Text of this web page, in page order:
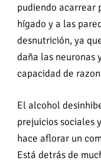
pudiendo acarrear
hígado y a las
desnutrición, ya
daña las neuronas
capacidad de
El alcohol
prejuicios sociales
hace aflorar un
Está detrás de